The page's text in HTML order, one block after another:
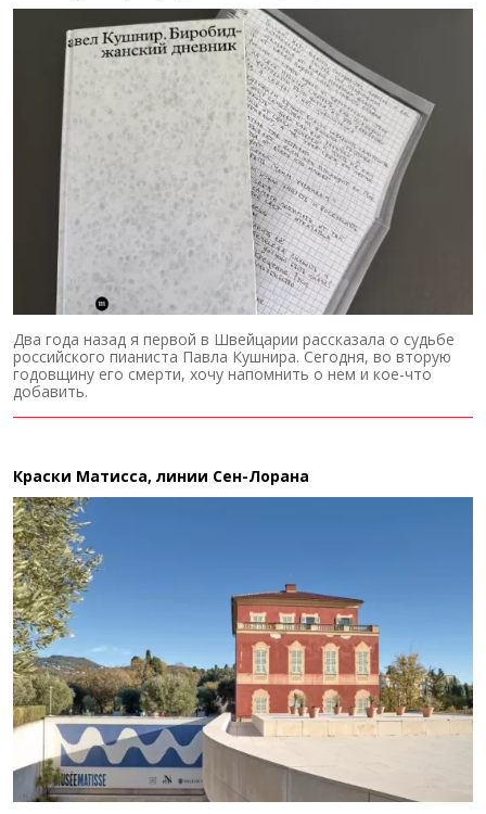
Два года назад я первой в Швейцарии рассказала о судьбе
российского пианиста Павла Кушнира. Сегодня, во вторую
годовщину его смерти, хочу напомнить о нем и кое-что
добавить.
Краски Матисса, линии Сен-Лорана